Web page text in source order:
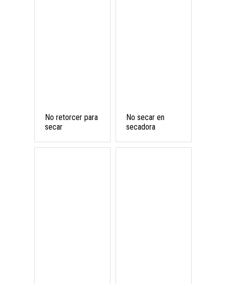
No retorcer para
secar
No secar en
secadora